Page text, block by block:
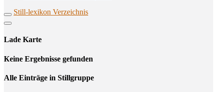
Still-lexikon Verzeichnis
Lade Karte
Кeine Ergebnisse gefunden
Alle Einträge in Stillgruppe